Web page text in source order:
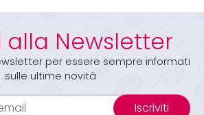
alla Newsletter
per essere sempre informati
sulle ultime novità
Iscriviti